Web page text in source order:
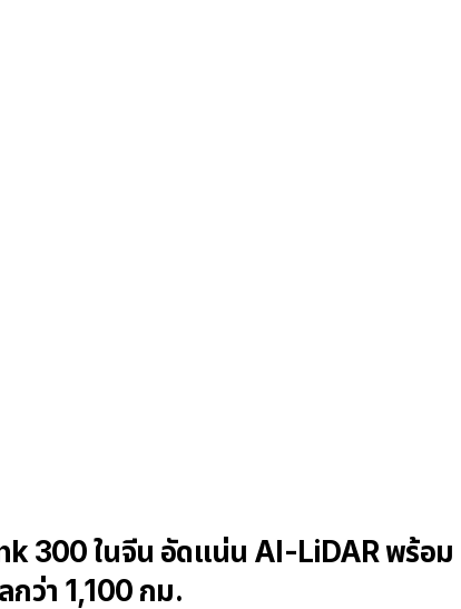
300 ในจีน อัดแน่น AI-LiDAR พร้อม
กว่า 1,100 กม.